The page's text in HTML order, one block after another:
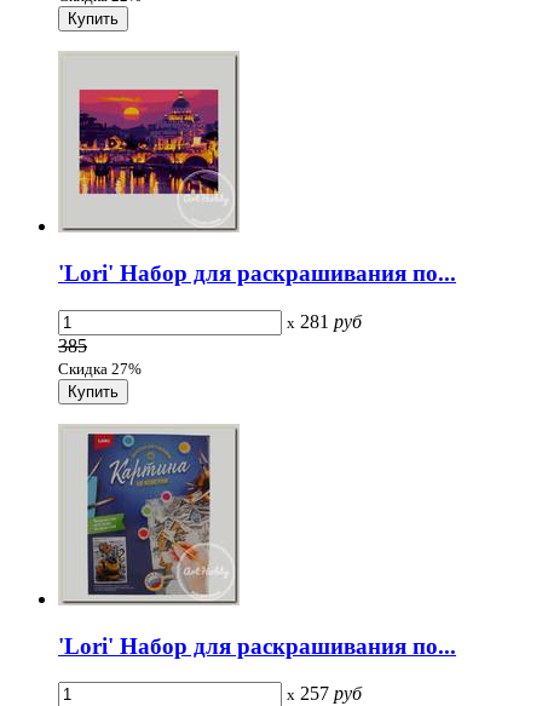
'Lori' Набор для раскрашивания по...
x 281 руб
385
Скидка 27%
'Lori' Набор для раскрашивания по...
x 257 руб